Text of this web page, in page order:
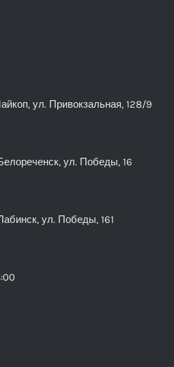
ул. Привокзальная, 128/9
ул. Победы, 16
ул. Победы, 161